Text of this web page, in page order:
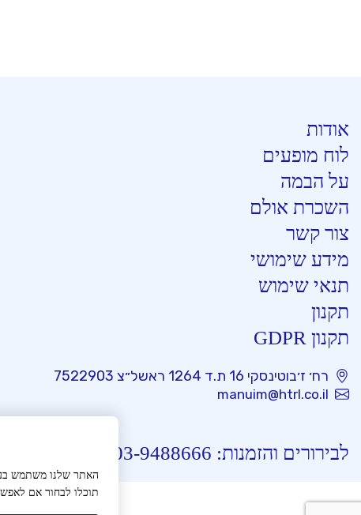
אודות
לוח מופעים
על הבמה
השכרת אולם
צור קשר
מידע שימושי
תנאי שימוש
תקנון
תקנון GDPR
רח׳ ז׳בוטינסקי 16 ת.ד 1264 ראשל״צ 7522903
manuim@htrl.co.il
לבירורים והזמנות: 03-9488666
האתר שלנו משתמש
תוכלו לבחור אם